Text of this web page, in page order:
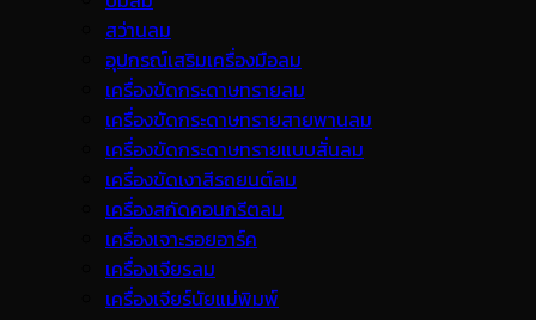
สว่านลม
อุปกรณ์เสริมเครื่องมือลม
เครื่องขัดกระดาษทรายลม
เครื่องขัดกระดาษทรายสายพานลม
เครื่องขัดกระดาษทรายแบบสั่นลม
เครื่องขัดเงาสีรถยนต์ลม
เครื่องสกัดคอนกรีตลม
เครื่องเจาะรอยอาร์ค
เครื่องเจียรลม
เครื่องเจียร์นัยแม่พิมพ์